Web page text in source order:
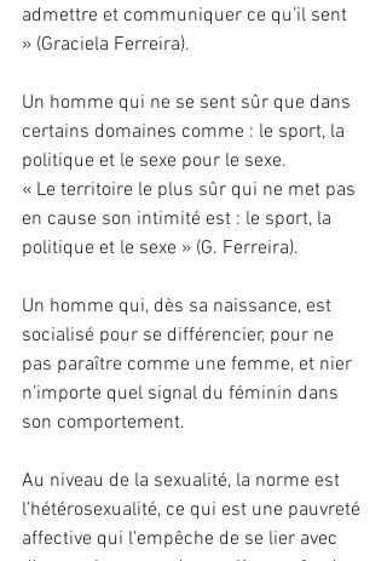
admettre et communiquer ce qu’il sent
» (Graciela Ferreira).
Un homme qui ne se sent sûr que dans
certains domaines comme : le sport, la
politique et le sexe pour le sexe.
« Le territoire le plus sûr qui ne met pas
en cause son intimité est : le sport, la
politique et le sexe » (G. Ferreira).
Un homme qui, dès sa naissance, est
socialisé pour se différencier, pour ne
pas paraître comme une femme, et nier
n’importe quel signal du féminin dans
son comportement.
Au niveau de la sexualité, la norme est
l’hétérosexualité, ce qui est une pauvreté
affective qui l’empêche de se lier avec